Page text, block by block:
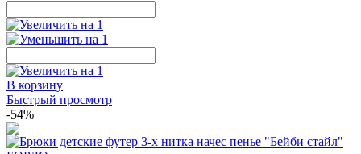
В корзину
Быстрый просмотр
-54%